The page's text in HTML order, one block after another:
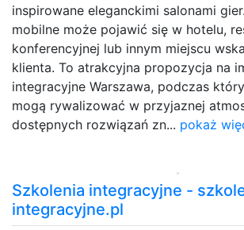
inspirowane eleganckimi salonami
mobilne może pojawić się w hotelu,
konferencyjnej lub innym miejscu
klienta. To atrakcyjna propozycja na
integracyjne Warszawa, podczas
mogą rywalizować w przyjaznej
dostępnych rozwiązań zn... pokaż
Szkolenia integracyjne -
integracyjne.pl